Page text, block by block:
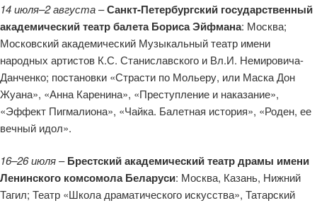
14 июля–2 августа–Санкт-Петербургский государственный
академический театр балета Бориса Эйфмана: Москва;
Московский академический Музыкальный театр имени
народных артистов К.С. Станиславского и Вл.И. Немировича-
Данченко; постановки «Страсти по Мольеру, или Маска Дон
Жуана», «Анна Каренина», «Преступление и наказание»,
«Эффект Пигмалиона», «Чайка. Балетная история», «Роден, ее
вечный идол».
16–26 июля–Брестский академический театр драмы имени
Ленинского комсомола Беларуси: Москва, Казань, Нижний
Тагил; Театр «Школа драматического искусства», Татарский